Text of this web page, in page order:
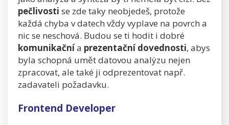
pečlivosti se zde taky neobjedeš, protože
každá chyba v datech vždy vyplave na povrch a
nic se neschová. Budou se ti hodit i dobré
komunikačnía prezentační dovednosti, abys
byla schopná umět datovou analýzu nejen
zpracovat, ale také ji odprezentovat např.
zadavateli požadavku.
Frontend Developer